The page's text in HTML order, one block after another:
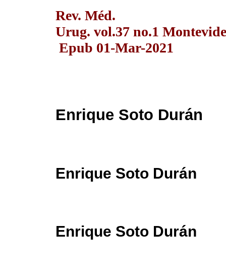
Rev. Méd.
Urug. vol.37 no.1
Epub 01-Mar-2021
Enrique Soto Durán
Enrique Soto Durán
Enrique Soto Durán